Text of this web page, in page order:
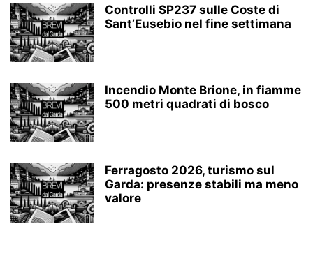
Controlli SP237 sulle Coste di
Sant’Eusebio nel fine settimana
Incendio Monte Brione, in fiamme
500 metri quadrati di bosco
Ferragosto 2026, turismo sul
Garda: presenze stabili ma meno
valore